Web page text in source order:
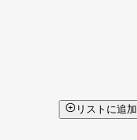
リストに追加